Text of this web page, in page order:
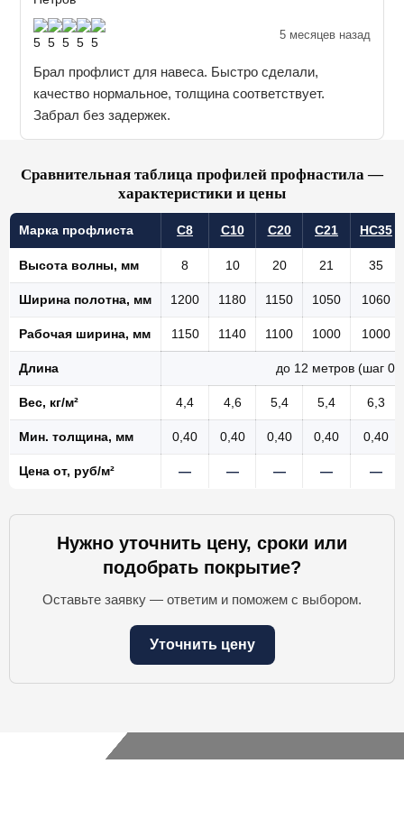
5 месяцев назад
Брал профлист для навеса. Быстро сделали,
качество нормальное, толщина соответствует.
Забрал без задержек.
Сравнительная таблица профилей профнастила —
характеристики и цены
Марка профлиста С8 С10 С20 С21 НС35
Высота волны, мм 8 10 20 21 35
Ширина полотна, мм 1200 1180 1150 1050 1060
Рабочая ширина, мм 1150 1140 1100 1000 1000
Длина до 12 метров (шаг
Вес, кг/м² 4,4 4,6 5,4 5,4 6,3
Мин. толщина, мм 0,40 0,40 0,40 0,40 0,40
Цена от, руб/м² — — — — —
Нужно уточнить цену, сроки или
подобрать покрытие?
Оставьте заявку — ответим и поможем с выбором.
Уточнить цену